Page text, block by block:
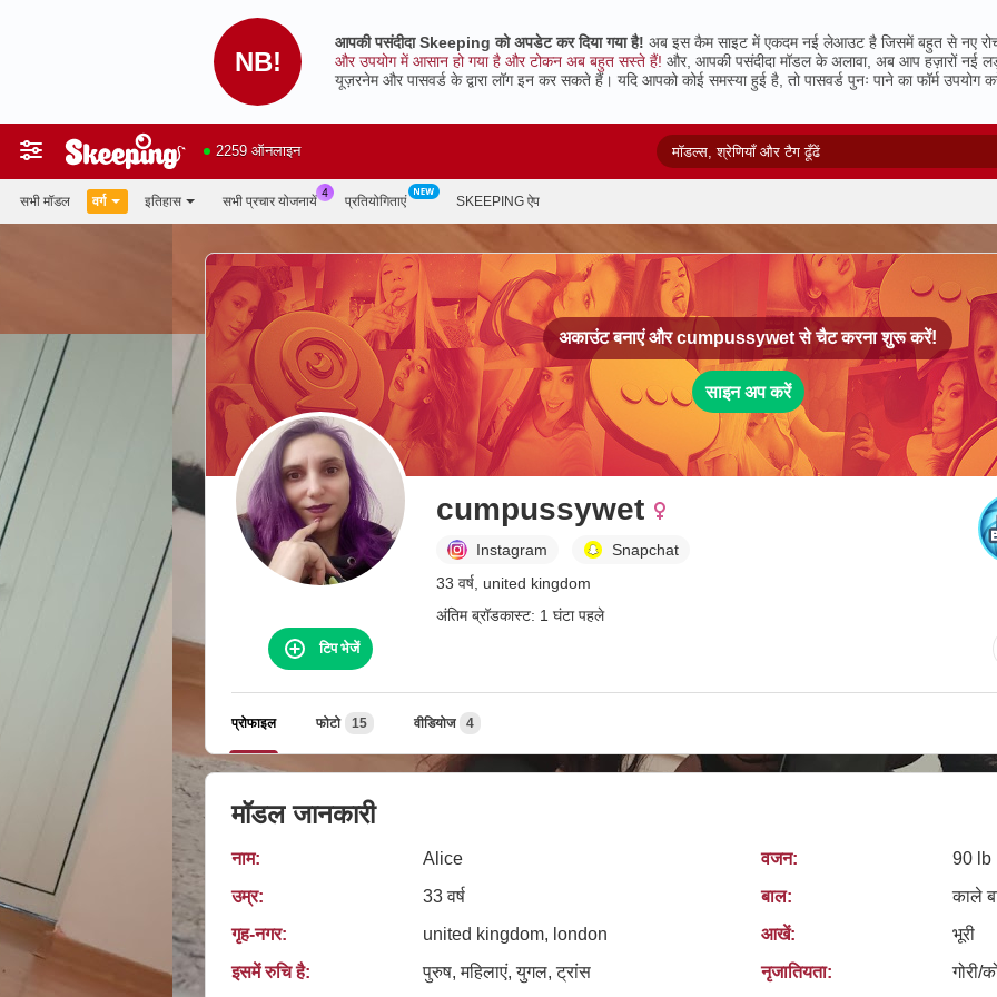
NB!
आपकी पसंदीदा Skeeping को अपडेट कर दिया गया है! अब इस कैम साइट में एकदम नई लेआउट है जिसमें बहुत से नए
और उपयोग में आसान हो गया है और टोकन अब बहुत सस्ते हैं! और, आपकी पसंदीदा मॉडल के अलावा, अब आप हज़ारों नई
यूज़रनेम और पासवर्ड के द्वारा लॉग इन कर सकते हैं। यदि आपको कोई समस्या हुई है, तो पासवर्ड पुनः पाने का फॉर्म उपयोग
2259 ऑनलाइन
सभी मॉडल वर्ग इतिहास सभी प्रचार योजनायें प्रतियोगिताएं SKEEPING ऐप
अकाउंट बनाएं औरcumpussywetसे चैट करना शुरू करें!
साइन अप करें
cumpussywet
Instagram
Snapchat
33 वर्ष, united kingdom
अंतिम ब्रॉडकास्ट: 1 घंटा पहले
टिप भेजें
प्रोफाइल फोटो 15 वीडियोज 4
मॉडल जानकारी
नाम:
Alice
उम्र:
33 वर्ष
गृह‑नगर:
united kingdom, london
इसमें रुचि है:
पुरुष, महिलाएं, युगल, ट्रांस
वजन:
90 lb
बाल:
काले
आखें:
भूरी
नृजातियता:
गोरी/